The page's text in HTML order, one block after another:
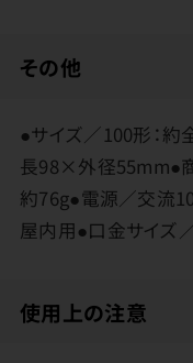
その他
●サイズ／100形：
長98×外径55mm●
約76g●電源／交流
屋内用●口金サイズ
使用上の注意